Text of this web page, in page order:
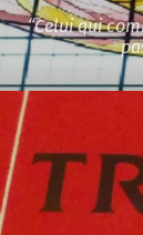
“Celui qui